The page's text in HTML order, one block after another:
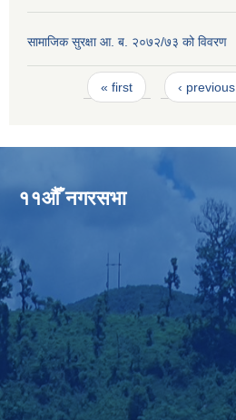
सामाजिक सुरक्षा आ. ब. २०७२/७३ को विवरण
Pages« first ‹ previous
११औँ नगरसभा